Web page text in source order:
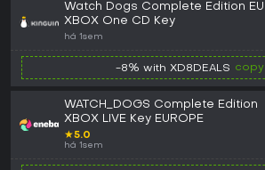
Watch Dogs Complete Edition EU
XBOX One CD Key
há 1sem
-8% with XD8DEALS copy
WATCH_DOGS Complete Edition
XBOX LIVE Key EUROPE
★5.0
há 1sem